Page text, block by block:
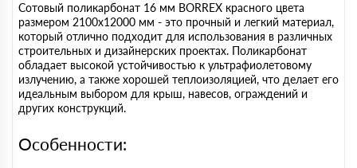
Сотовый поликарбонат 16 мм BORREX красного цвета
размером 2100х12000 мм - это прочный и легкий материал,
который отлично подходит для использования в различных
строительных и дизайнерских проектах. Поликарбонат
обладает высокой устойчивостью к ультрафиолетовому
излучению, а также хорошей теплоизоляцией, что делает его
идеальным выбором для крыш, навесов, ограждений и
других конструкций.
Особенности: